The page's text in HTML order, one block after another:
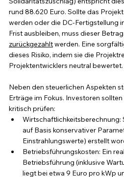
rund 88.620 Euro. Sollte das
werden oder die DC-Fertigstellung
Frist ausbleiben, muss dieser Betrag
zurückgezahlt werden. Eine
dieses Risiko, indem sie die
Projektentwicklers neutral bewertet.
Neben den steuerlichen Aspekten
Erträge im Fokus. Investoren
kritisch prüfen:
Wirtschaftlichkeitsberechnung:
auf Basis konservativer
Einstrahlungswerte) erstellt
Betriebsführungskosten: Ein
Betriebsführung (inklusive
liegt bei etwa 9 Euro pro kWp